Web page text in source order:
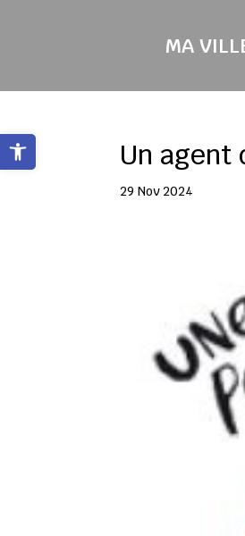
Ouvrir la barre d’outils
MA
Un agent
29 Nov 2024